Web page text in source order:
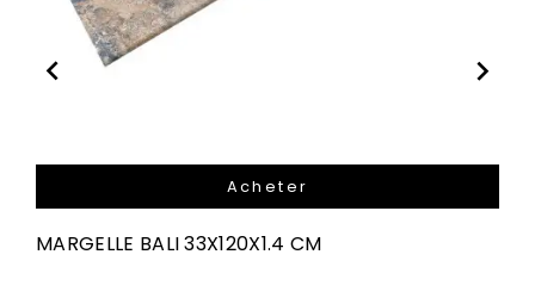

Acheter
MARGELLE BALI 33X120X1.4 CM
